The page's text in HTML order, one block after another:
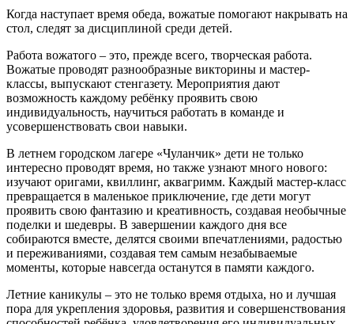
Когда наступает время обеда, вожатые помогают накрывать на
стол, следят за дисциплиной среди детей.
Работа вожатого – это, прежде всего, творческая работа.
Вожатые проводят разнообразные викторины и мастер-
классы, выпускают стенгазету. Мероприятия дают
возможность каждому ребёнку проявить свою
индивидуальность, научиться работать в команде и
усовершенствовать свои навыки.
В летнем городском лагере «Чуланчик» дети не только
интересно проводят время, но также узнают много нового:
изучают оригами, квиллинг, аквагримм. Каждый мастер-класс
превращается в маленькое приключение, где дети могут
проявить свою фантазию и креативность, создавая необычные
поделки и шедевры. В завершении каждого дня все
собираются вместе, делятся своими впечатлениями, радостью
и переживаниями, создавая тем самым незабываемые
моменты, которые навсегда останутся в памяти каждого.
Летние каникулы – это не только время отдыха, но и лучшая
пора для укрепления здоровья, развития и совершенствования